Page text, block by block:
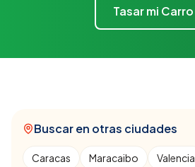
Tasar mi Carro
Buscar en otras ciudades
Caracas Maracaibo Valencia